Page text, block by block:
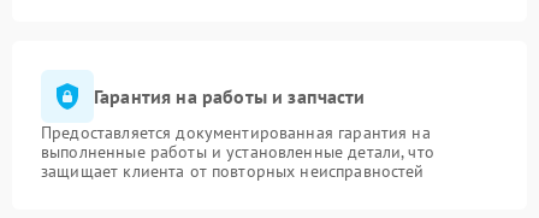
Гарантия на работы и запчасти
Предоставляется документированная гарантия на
выполненные работы и установленные детали, что
защищает клиента от повторных неисправностей